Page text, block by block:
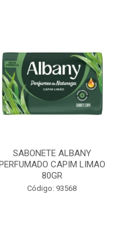
SABONETE ALBANY
CAPIM LIMAO
80GR
Código: 93568